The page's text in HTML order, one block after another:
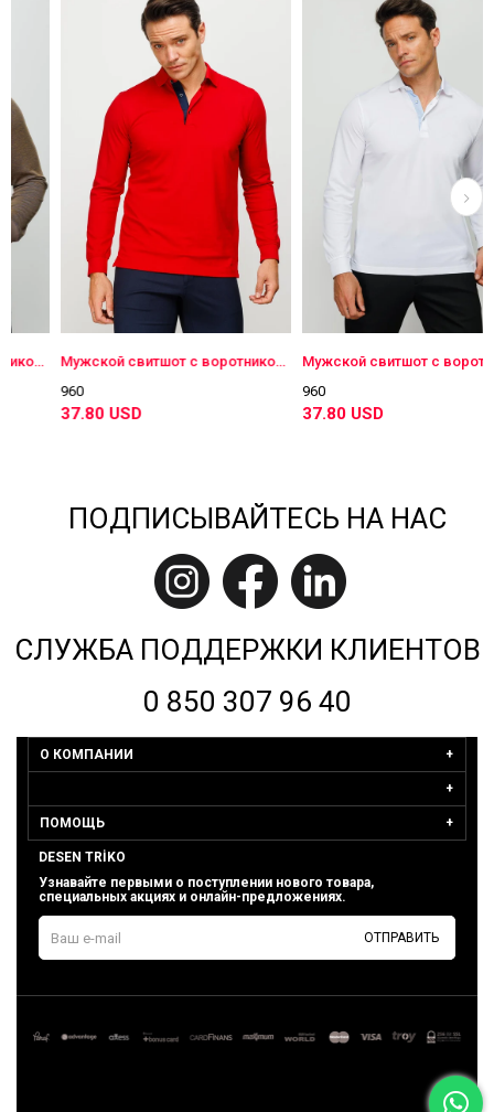
Мужской свитшот с воротником поло и длинными рукавами красный
37.80 USD
Мужской свитшот с воротником поло и длинными рукавами белый
37.80 USD
ПОДПИСЫВАЙТЕСЬ НА НАС
СЛУЖБА ПОДДЕРЖКИ КЛИЕНТОВ
0 850 307 96 40
О КОМПАНИИ
ПОМОЩЬ
DESEN TRİKO
Узнавайте первыми о поступлении нового товара,
специальных акциях и онлайн-предложениях.
ОТПРАВИТЬ